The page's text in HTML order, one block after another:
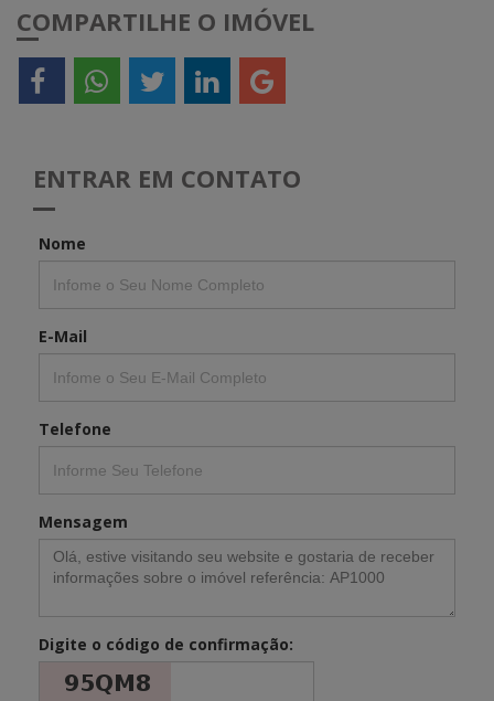
COMPARTILHE O IMÓVEL
ENTRAR EM CONTATO
Nome
E-Mail
Telefone
Mensagem
Digite o código de confirmação: